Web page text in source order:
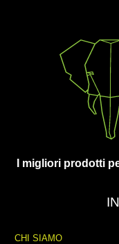
I migliori prodotti
CHI SIAMO